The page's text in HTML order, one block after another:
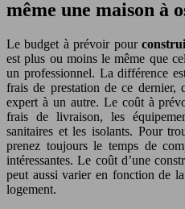
même une maison à
Le budget à prévoir pour
est plus ou moins le même que
un professionnel. La différence
frais de prestation de ce dernier,
expert à un autre. Le coût à
frais de livraison, les
sanitaires et les isolants. Pour
prenez toujours le temps de
intéressantes. Le coût d’une
peut aussi varier en fonction de
logement.